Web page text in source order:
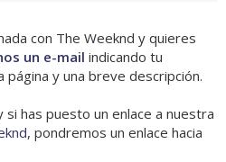
con The Weeknd y quieres
un e-mail indicando tu
página y una breve descripción.
has puesto un enlace a nuestra
, pondremos un enlace hacia